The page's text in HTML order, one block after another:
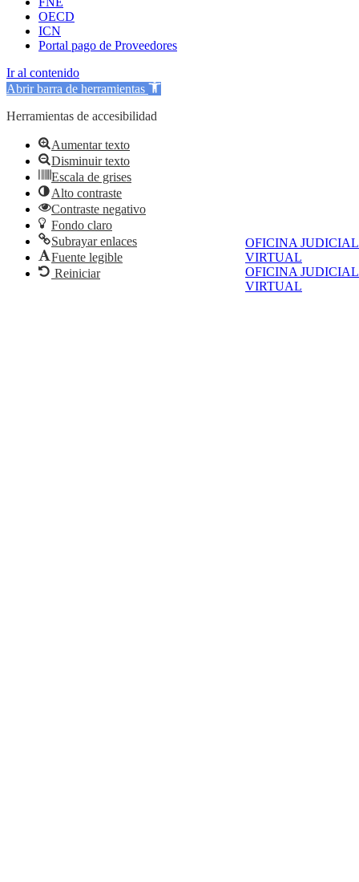
OFICINA JUDICIAL
VIRTUAL
OFICINA JUDICIAL
VIRTUAL
OECD
ICN
Portal pago de Proveedores
Ir al contenido
Abrir barra de herramientas
Herramientas de accesibilidad
Aumentar texto
Disminuir texto
Escala de grises
Alto contraste
Contraste negativo
Fondo claro
Subrayar enlaces
Fuente legible
Reiniciar